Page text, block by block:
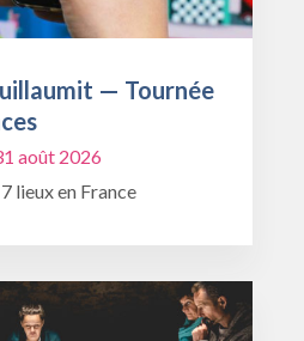
— Tournée
août 2026
lieux en France